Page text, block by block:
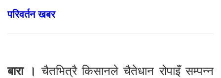
परिवर्तन खबर
बारा ।चैतभित्रै किसानले चैतेधान रोपाइँ सम्पन्न